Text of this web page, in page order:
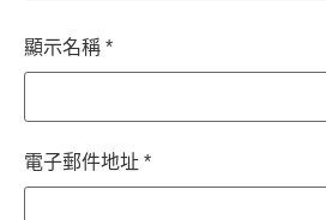
顯示名稱 *
電子郵件地址 *